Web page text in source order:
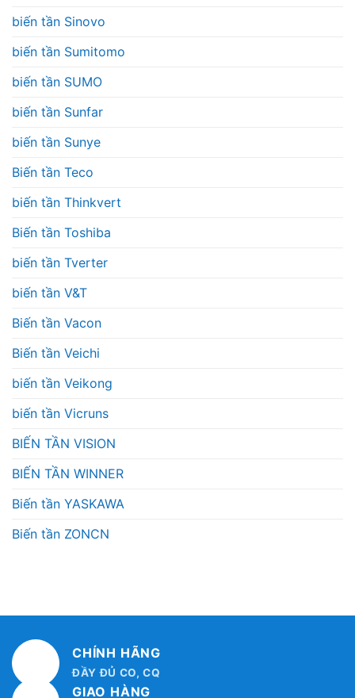
biến tần Sinovo
biến tần Sumitomo
biến tần SUMO
biến tần Sunfar
biến tần Sunye
Biến tần Teco
biến tần Thinkvert
Biến tần Toshiba
biến tần Tverter
biến tần V&T
Biến tần Vacon
Biến tần Veichi
biến tần Veikong
biến tần Vicruns
BIẾN TẦN VISION
BIẾN TẦN WINNER
Biến tần YASKAWA
Biến tần ZONCN
CHÍNH HÃNG
ĐẦY ĐỦ CO, CQ
GIAO HÀNG